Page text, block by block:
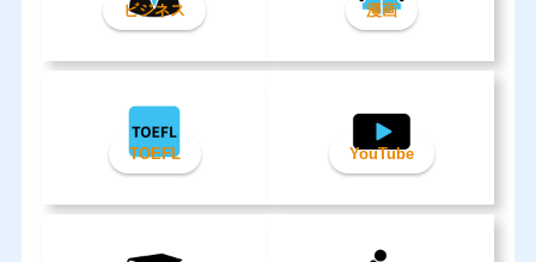
ビジネス 漫画
TOEFL YouTube